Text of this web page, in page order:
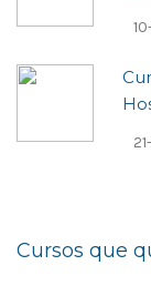
Cursos que